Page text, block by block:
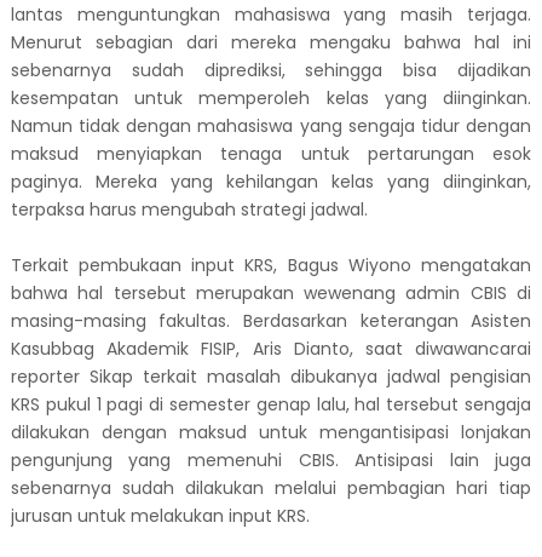
lantas menguntungkan mahasiswa yang masih terjaga.
Menurut sebagian dari mereka mengaku bahwa hal ini
sebenarnya sudah diprediksi, sehingga bisa dijadikan
kesempatan untuk memperoleh kelas yang diinginkan.
Namun tidak dengan mahasiswa yang sengaja tidur dengan
maksud menyiapkan tenaga untuk pertarungan esok
paginya. Mereka yang kehilangan kelas yang diinginkan,
terpaksa harus mengubah strategi jadwal.
Terkait pembukaan input KRS, Bagus Wiyono mengatakan
bahwa hal tersebut merupakan wewenang admin CBIS di
masing-masing fakultas. Berdasarkan keteranganAsisten
Kasubbag AkademikFISIP, Aris Dianto,saatdiwawancarai
reporter Sikap terkait masalah dibukanya jadwal pengisian
KRS pukul 1 pagi di semester genap lalu, hal tersebut sengaja
dilakukan dengan maksud untukmengantisipasi lonjakan
pengunjung yang memenuhi CBIS. Antisipasi lain juga
sebenarnya sudah dilakukan melalui pembagian hari tiap
jurusan untuk melakukan input KRS.